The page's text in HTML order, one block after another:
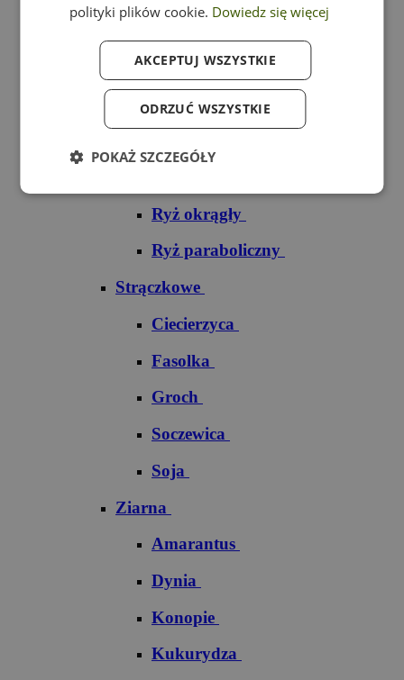
Ryż czerwony
Ryż do sushi
Ryż okrągły
Ryż paraboliczny
Strączkowe
Ciecierzyca
Fasolka
Groch
Soczewica
Soja
Ziarna
Amarantus
Dynia
Konopie
Kukurydza
polityki plików cookie. Dowiedz się więcej
AKCEPTUJ WSZYSTKIE
ODRZUĆ WSZYSTKIE
POKAŻ SZCZEGÓŁY